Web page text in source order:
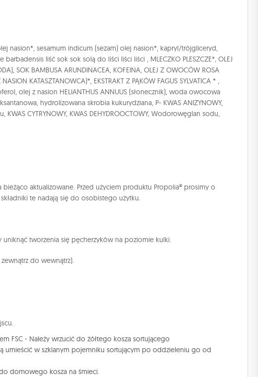
nasion*, sesamum indicum (sezam) olej nasion*, kapryl/trójgliceryd,
liść sok sok solą do liści liści liści , MLECZKO PLESZCZE*, OLEJ
SOK BAMBUSA ARUNDINACEA, KOFEINA, OLEJ Z OWOCÓW ROSA
KATASZTANOWCA)*, EKSTRAKT Z PĄKÓW FAGUS SYLVATICA * ,
olej z nasion HELIANTHUS ANNUUS (słonecznik), woda owocowa
hydrolizowana skrobia kukurydziana, P- KWAS ANIZYNOWY,
KWAS CYTRYNOWY, KWAS DEHYDROOCTOWY, Wodorowęglan sodu,
aktualizowane. Przed użyciem produktu Propolia® prosimy o
te nadają się do osobistego użytku.
uniknąć tworzenia się pęcherzyków na poziomie kulki.
do wewnątrz).
FSC - Należy wrzucić do żółtego kosza sortującego
umieścić w szklanym pojemniku sortującym po oddzieleniu go od
domowego kosza na śmieci.